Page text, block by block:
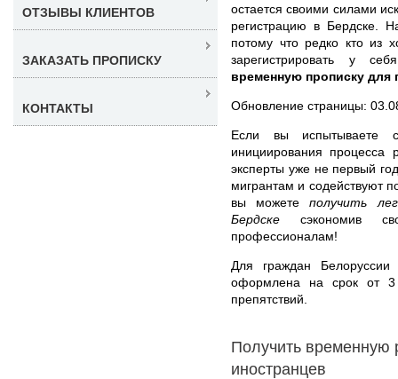
остается своими силами
регистрацию в Бердске.
потому что редко кто из
зарегистрировать у
временную прописку для
Обновление страницы:
Если вы испытываете
инициирования
эксперты уже не первый
мигрантам и содействуют
вы можетеполучить
Бердске сэкономив
профессионалам!
Для граждан Белоруссии
оформлена на срок от
препятствий.
Получить временную
иностранцев
ОТЗЫВЫ КЛИЕНТОВ
ЗАКАЗАТЬ ПРОПИСКУ
КОНТАКТЫ